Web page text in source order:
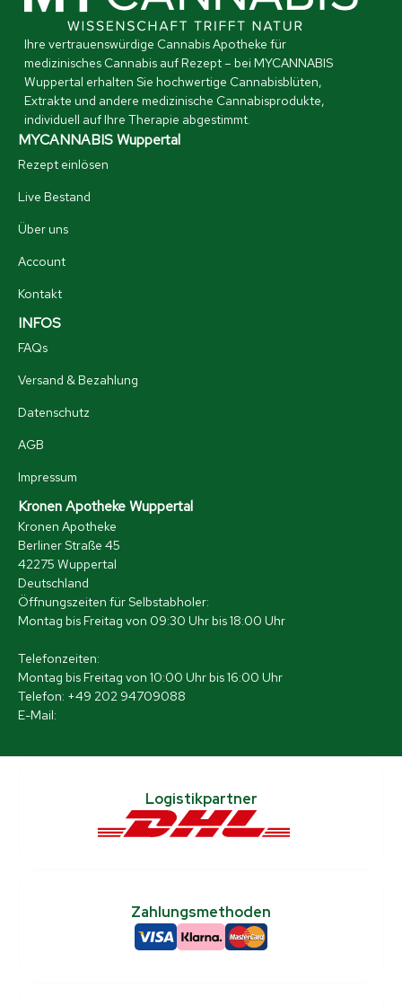
Ihre vertrauenswürdige Cannabis Apotheke für
medizinisches Cannabis auf Rezept – bei MYCANNABIS
Wuppertal erhalten Sie hochwertige Cannabisblüten,
Extrakte und andere medizinische Cannabisprodukte,
individuell auf Ihre Therapie abgestimmt.
MYCANNABIS Wuppertal
Rezept einlösen
Live Bestand
Über uns
Account
Kontakt
INFOS
FAQs
Versand & Bezahlung
Datenschutz
AGB
Impressum
Kronen Apotheke Wuppertal
Kronen Apotheke
Berliner Straße 45
42275 Wuppertal
Deutschland
Öffnungszeiten für Selbstabholer:
Montag bis Freitag von 09:30 Uhr bis 18:00 Uhr
Telefonzeiten:
Montag bis Freitag von 10:00 Uhr bis 16:00 Uhr
Telefon: +49 202 94709088
E-Mail:
Logistikpartner
Zahlungsmethoden